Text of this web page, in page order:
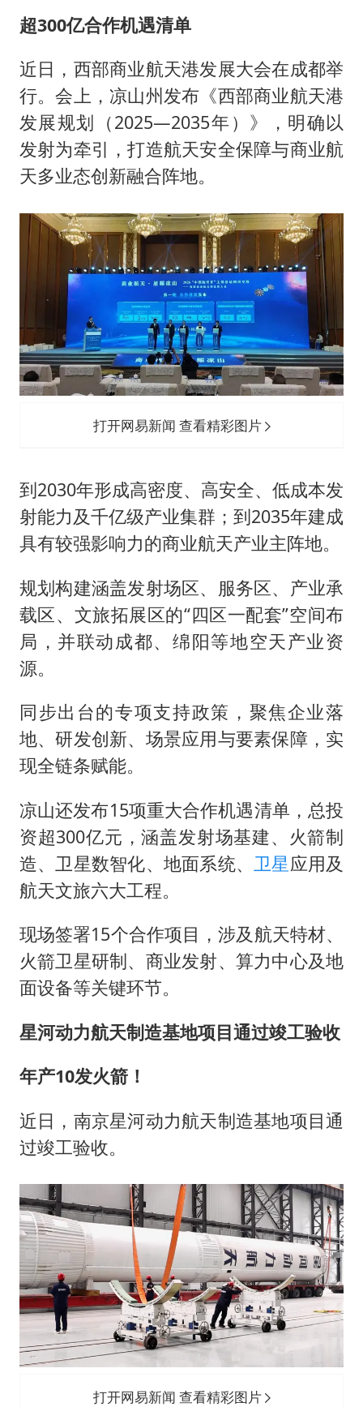
超300亿合作机遇清单
近日，西部商业航天港发展大会在成都举
行。会上，凉山州发布《西部商业航天港
发展规划（2025—2035年）》，明确以
发射为牵引，打造航天安全保障与商业航
天多业态创新融合阵地。
打开网易新闻 查看精彩图片
到2030年形成高密度、高安全、低成本发
射能力及千亿级产业集群；到2035年建成
具有较强影响力的商业航天产业主阵地。
规划构建涵盖发射场区、服务区、产业承
载区、文旅拓展区的“四区一配套”空间布
局，并联动成都、绵阳等地空天产业资
源。
同步出台的专项支持政策，聚焦企业落
地、研发创新、场景应用与要素保障，实
现全链条赋能。
凉山还发布15项重大合作机遇清单，总投
资超300亿元，涵盖发射场基建、火箭制
造、卫星数智化、地面系统、 卫星应用及
航天文旅六大工程。
现场签署15个合作项目，涉及航天特材、
火箭卫星研制、商业发射、算力中心及地
面设备等关键环节。
星河动力航天制造基地项目通过竣工验收
年产10发火箭！
近日，南京星河动力航天制造基地项目通
过竣工验收。
打开网易新闻 查看精彩图片